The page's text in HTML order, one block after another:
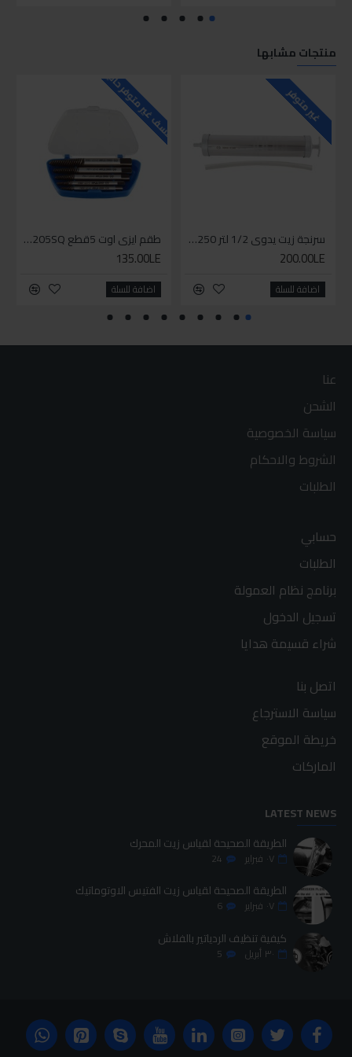
منتجات مشابها
غير متوفر
سرنجة زيت يدوى 1/2 لتر 9BT250
200.00LE
اضافة للسلة
للاسف غير متوفر حاليا
طقم ايزي اوت 5قطع 11205SQ
135.00LE
اضافة للسلة
عنا
الشحن
سياسة الخصوصية
الشروط والاحكام
الطلبات
حسابي
الطلبات
برنامج نظام العمولة
تسجيل الدخول
شراء قسيمة هدايا
اتصل بنا
سياسة الاسترجاع
خريطة الموقع
الماركات
LATEST NEWS
الطريقة الصحيحة لقياس زيت المحرك
٠٧ فبراير 24
الطريقة الصحيحة لقياس زيت الفتيس الاوتوماتيك
٠٧ فبراير 6
كيفية تنظيف الردياتير بالفلاش
٣٠ أبريل 5